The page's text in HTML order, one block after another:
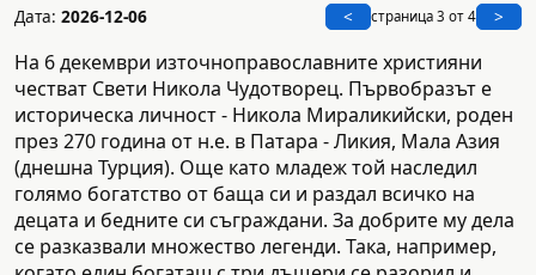
Дата: 2026-12-06 < страница 3 от 4 >
На 6 декември източноправославните християни
честват Свeти Никола Чудотворец. Първобразът е
историческа личност - Никола Мираликийски, роден
през 270 година от н.е. в Патара - Ликия, Мала Азия
(днешна Турция). Още като младеж той наследил
голямо богатство от баща си и раздал всичко на
децата и бедните си съграждани. За добрите му дела
се разказвали множество легенди. Така, например,